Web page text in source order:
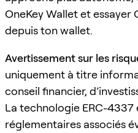
OneKey Wallet et essayer
depuis ton wallet.
Avertissement sur les
uniquement à titre
conseil financier,
La technologie ERC-4337
réglementaires associés